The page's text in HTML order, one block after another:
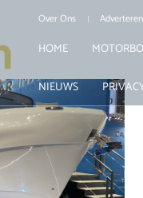
Over Ons Adverteren
HOME
NIEUWS